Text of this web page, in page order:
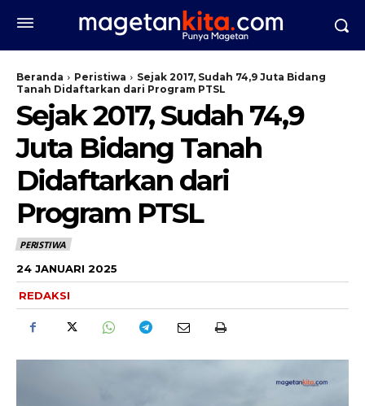
Beranda Peristiwa
Sejak 2017, Sudah 74,9 Juta Bidang
Tanah Didaftarkan dari Program PTSL
Sejak 2017, Sudah 74,9
Juta Bidang Tanah
Didaftarkan dari
Program PTSL
PERISTIWA
24 JANUARI 2025
REDAKSI